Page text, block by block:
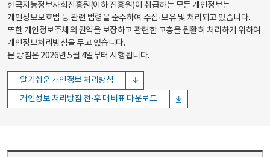
한국지능정보사회진흥원(이하 진흥원)이 취급하는 모든 개인정보는
개인정보보호법 등 관련 법령을 준수하여 수집·보유 및 처리되고 있습니다.
또한 개인정보주체의 권익을 보장하고 관련한 고충을 원활히 처리하기 위하여
개인정보처리방침을 두고 있습니다.
본 방침은 2026년 5월 4일부터 시행됩니다.
알기쉬운 개인정보 처리방침
개인정보 처리방침 전·후 대비표 다운로드